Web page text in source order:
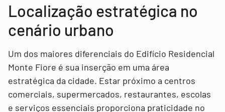
Localização estratégica no
cenário urbano
Um dos maiores diferenciais do Edifício Residencial
Monte Fiore é sua inserção em uma área
estratégica da cidade. Estar próximo a centros
comerciais, supermercados, restaurantes, escolas
e serviços essenciais proporciona praticidade no